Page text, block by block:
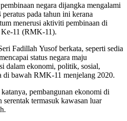
negara dijangka mengalami
pada tahun ini kerana
menerusi aktiviti pembinaan di
Ke-11 (RMK-11).
Fadillah Yusof berkata, seperti sedia
status negara maju
dalam ekonomi, politik, sosial,
di bawah RMK-11 menjelang 2020.
pembangunan ekonomi di
termasuk kawasan luar